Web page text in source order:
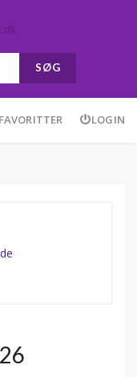
SØG
FAVORITTER LOGIN